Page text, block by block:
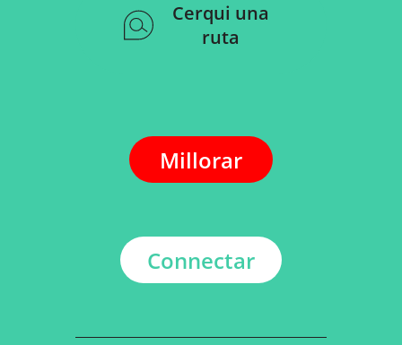
Cerqui una
ruta
Millorar
Connectar